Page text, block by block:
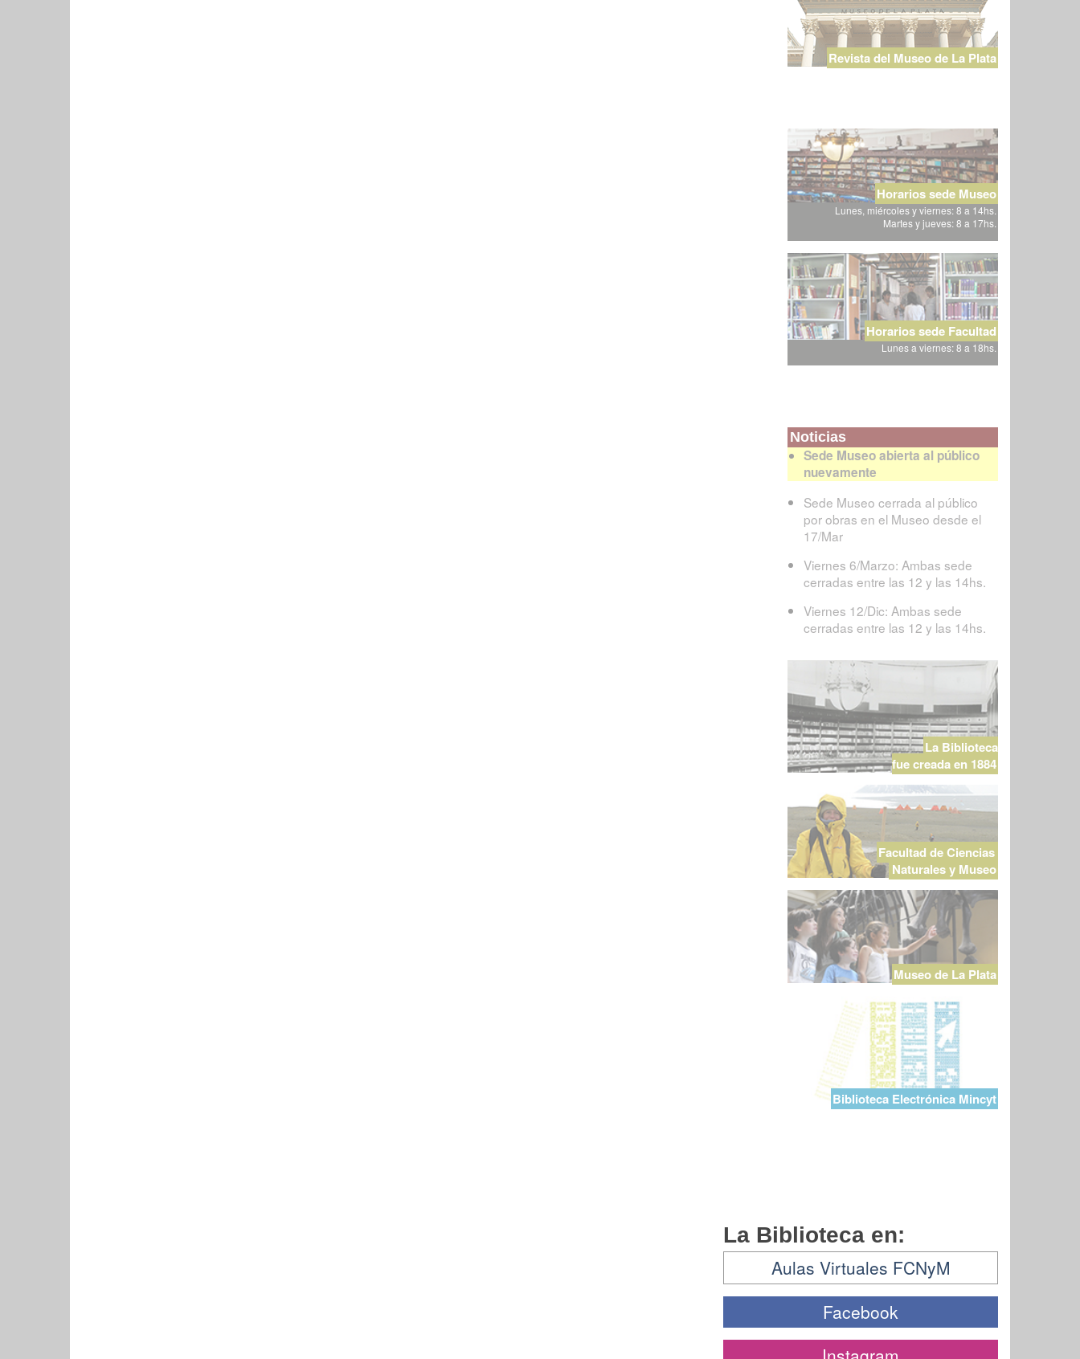
Revista del Museo de La Plata
Horarios sede Museo
Lunes, miércoles y viernes: 8 a 14hs.
Martes y jueves: 8 a 17hs.
Horarios sede Facultad
Lunes a viernes: 8 a 18hs.
Noticias
Sede Museo abierta al público
nuevamente
Sede Museo cerrada al público
por obras en el Museo desde el
17/Mar
Viernes 6/Marzo: Ambas sede
cerradas entre las 12 y las 14hs.
Viernes 12/Dic: Ambas sede
cerradas entre las 12 y las 14hs.
La Biblioteca
fue creada en 1884
Facultad de Ciencias
Naturales y Museo
Museo de La Plata
Biblioteca Electrónica Mincyt
La Biblioteca en:
Aulas Virtuales FCNyM
Facebook